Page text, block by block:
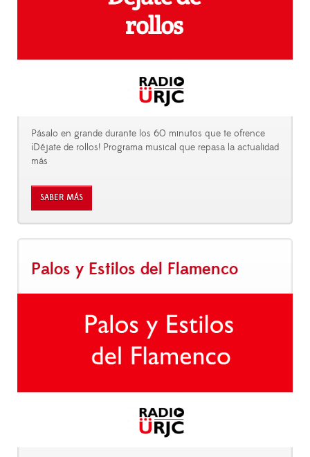
Pásalo en grande durante los 60 minutos que te ofrence
¡Déjate de rollos! Programa musical que repasa la actualidad
más
SABER MÁS
Palos y Estilos del Flamenco